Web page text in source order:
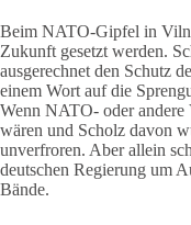
Beim NATO-Gipfel in
Zukunft gesetzt werden.
ausgerechnet den Schutz
einem Wort auf die
Wenn NATO- oder andere
wären und Scholz davon
unverfroren. Aber allein
deutschen Regierung um
Bände.